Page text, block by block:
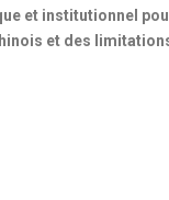
et institutionnel
et des